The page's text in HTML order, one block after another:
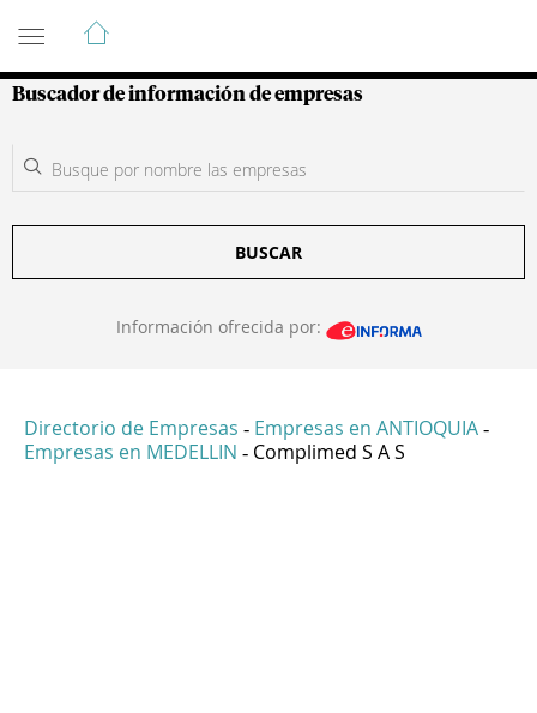
Guía de Empresas Colombianas
Buscador de información de empresas
BUSCAR
Información ofrecida por:
Directorio de Empresas - Empresas en ANTIOQUIA -
Empresas en MEDELLIN - Complimed S A S